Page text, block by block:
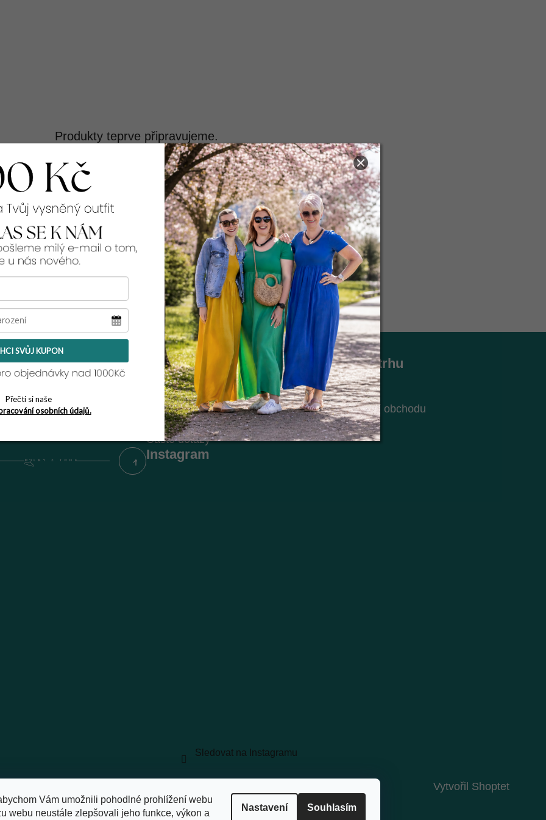
Vám umožnili pohodlné prohlížení webu
webu neustále zlepšovali jeho funkce, výkon a
Nastavení Souhlasím
Produkty teprve připravujeme.
Můžete se ale podívat na ostatní kategorie.
Zpět do obchodu
Informace pro vás
Vrácení zboží / reklamace
Obchodní podmínky
Podmínky ochrany osobních údajů
Napište nám
Časté dotazy
Holky z trhu
Kontakt
O nás
Hodnocení obchodu
Blog
Instagram
Sledovat na Instagramu
Vytvořil Shoptet
SVŮJ KUPON
Přečti si naše
osobních údajů.